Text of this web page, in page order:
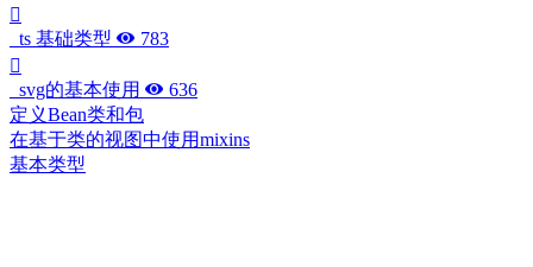
ts 基础类型 783
svg的基本使用
636
定义Bean类和包
在基于类的视图中使用mixins
基本类型